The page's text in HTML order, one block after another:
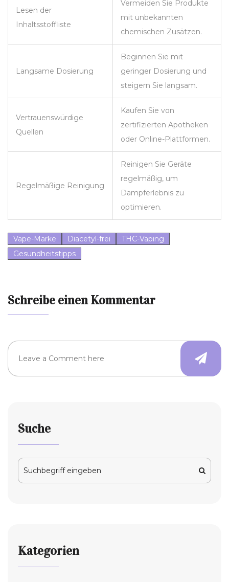
Lesen der
Inhaltsstoffliste
Vermeiden Sie Produkte
mit unbekannten
chemischen Zusätzen.
Langsame Dosierung
Beginnen Sie mit
geringer Dosierung und
steigern Sie langsam.
Vertrauenswürdige
Quellen
Kaufen Sie von
zertifizierten Apotheken
oder Online-Plattformen.
Regelmäßige Reinigung
Reinigen Sie Geräte
regelmäßig, um
Dampferlebnis zu
optimieren.
Vape-Marke Diacetyl-frei
THC-Vaping
Gesundheitstipps
Schreibe einen Kommentar
Suche
Kategorien